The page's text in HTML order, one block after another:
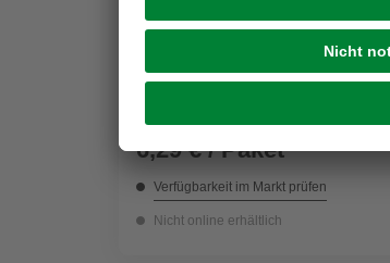
Schlauchschelle, rostfreier
6,29 € / Paket
Verfügbarkeit im Markt prüfen
Nicht online erhältlich